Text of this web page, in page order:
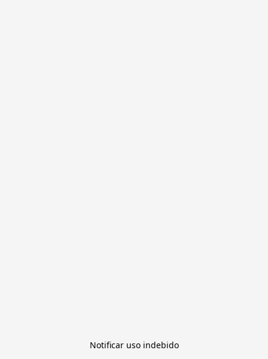
Notificar uso indebido